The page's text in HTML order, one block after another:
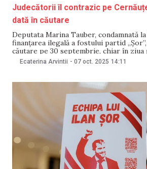
Judecătorii îl contrazic pe
dată în căutare
Deputata Marina Tauber, condamnată
finanțarea ilegală a fostului partid
căutare pe 30 septembrie, chiar în
sentinței. Precizarea a fost făcută de
Ecaterina Arvintii - 07 oct. 2025 14:11